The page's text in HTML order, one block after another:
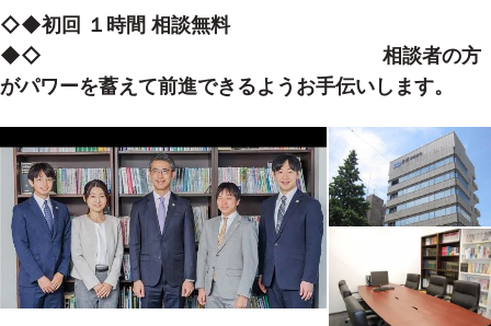
◇◆初回 １時間 相談無料
◆◇ 相談者の方
がパワーを蓄えて前進できるようお手伝いします。